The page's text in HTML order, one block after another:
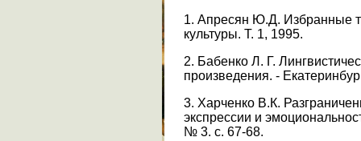
1. Апресян Ю.Д. Избранные
культуры. Т. 1, 1995.
2. Бабенко Л. Г.
произведения. -
3. Харченко В.К.
экспрессии и
№ 3. с. 67-68.